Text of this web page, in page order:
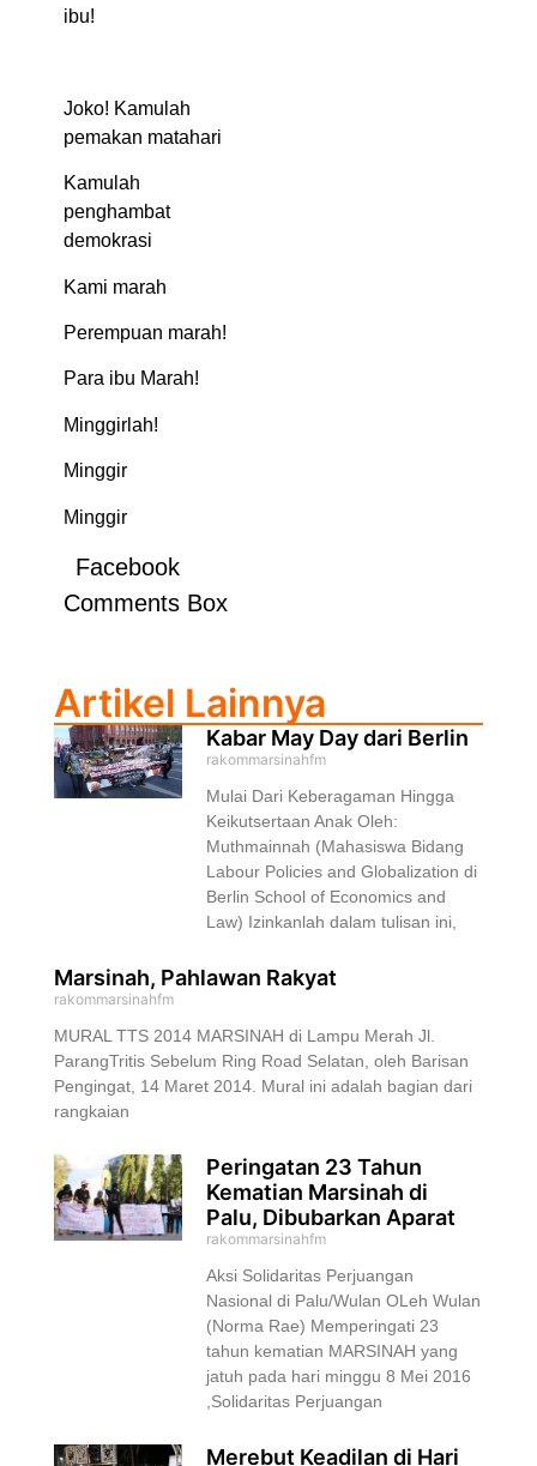
ibu!
Joko! Kamulah
pemakan matahari
Kamulah
penghambat
demokrasi
Kami marah
Perempuan marah!
Para ibu Marah!
Minggirlah!
Minggir
Minggir
Facebook
Comments Box
Artikel Lainnya
Kabar May Day dari Berlin
rakommarsinahfm
Mulai Dari Keberagaman Hingga
Keikutsertaan Anak Oleh:
Muthmainnah (Mahasiswa Bidang
Labour Policies and Globalization di
Berlin School of Economics and
Law) Izinkanlah dalam tulisan ini,
Marsinah, Pahlawan Rakyat
rakommarsinahfm
MURAL TTS 2014 MARSINAH di Lampu Merah Jl.
ParangTritis Sebelum Ring Road Selatan, oleh Barisan
Pengingat, 14 Maret 2014. Mural ini adalah bagian dari
rangkaian
Peringatan 23 Tahun
Kematian Marsinah di
Palu, Dibubarkan Aparat
rakommarsinahfm
Aksi Solidaritas Perjuangan
Nasional di Palu/Wulan OLeh Wulan
(Norma Rae) Memperingati 23
tahun kematian MARSINAH yang
jatuh pada hari minggu 8 Mei 2016
,Solidaritas Perjuangan
Merebut Keadilan di Hari